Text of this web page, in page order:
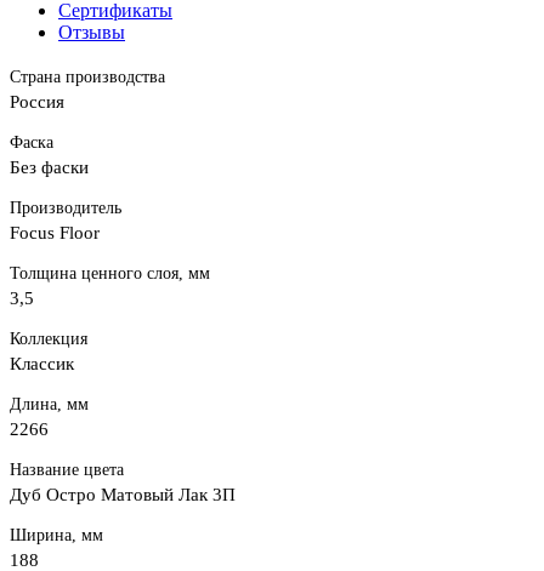
Сертификаты
Отзывы
Страна производства
Россия
Фаска
Без фаски
Производитель
Focus Floor
Толщина ценного слоя, мм
3,5
Коллекция
Классик
Длина, мм
2266
Название цвета
Дуб Остро Матовый Лак 3П
Ширина, мм
188